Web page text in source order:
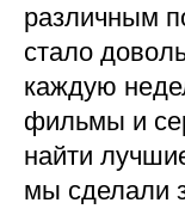
различным
стало
каждую
фильмы и
найти
мы сделали